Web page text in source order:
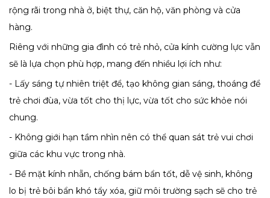
rộng rãi trong nhà ở, biệt thự, căn hộ, văn phòng và cửa
hàng.
Riêng với những gia đình có trẻ nhỏ, cửa kính cường lực vẫn
sẽ là lựa chọn phù hợp, mang đến nhiều lợi ích như:
- Lấy sáng tự nhiên triệt để, tạo không gian sáng, thoáng để
trẻ chơi đùa, vừa tốt cho thị lực, vừa tốt cho sức khỏe nói
chung.
- Không giới hạn tầm nhìn nên có thể quan sát trẻ vui chơi
giữa các khu vực trong nhà.
- Bề mặt kính nhẵn, chống bám bẩn tốt, dễ vệ sinh, không
lo bị trẻ bôi bẩn khó tẩy xóa, giữ môi trường sạch sẽ cho trẻ